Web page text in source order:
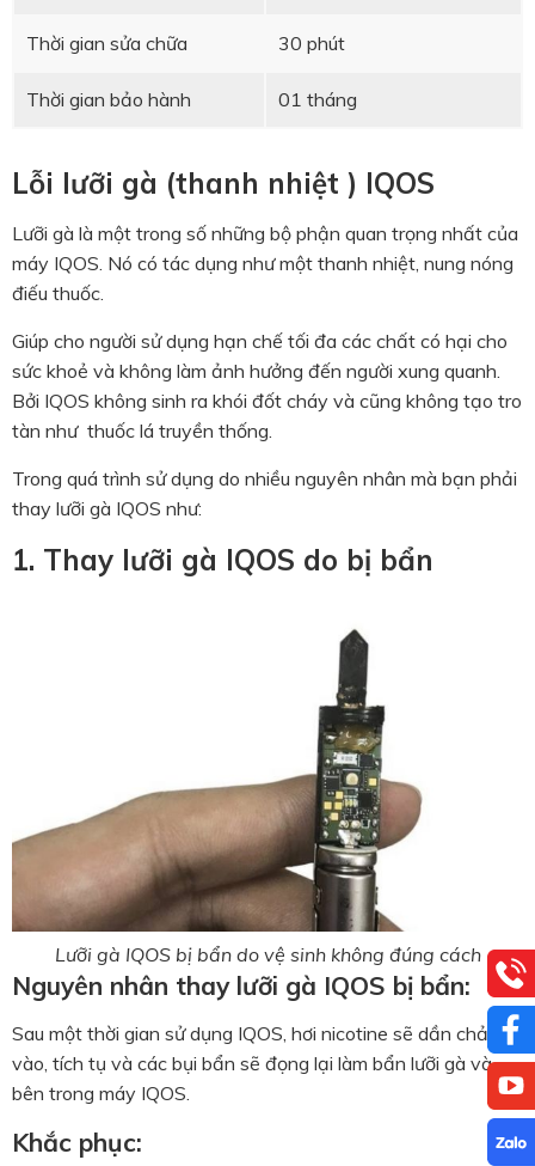
Thời gian sửa chữa 30 phút
Thời gian bảo hành 01 tháng
Lỗi lưỡi gà (thanh nhiệt ) IQOS
Lưỡi gà là một trong số những bộ phận quan trọng nhất của
máy IQOS. Nó có tác dụng như một thanh nhiệt, nung nóng
điếu thuốc.
Giúp cho người sử dụng hạn chế tối đa các chất có hại cho
sức khoẻ và không làm ảnh hưởng đến người xung quanh.
Bởi IQOS không sinh ra khói đốt cháy và cũng không tạo tro
tàn như thuốc lá truyền thống.
Trong quá trình sử dụng do nhiều nguyên nhân mà bạn phải
thay lưỡi gà IQOS như:
1. Thay lưỡi gà IQOS do bị bẩn
Lưỡi gà IQOS bị bẩn do vệ sinh không đúng cách
Nguyên nhân thay lưỡi gà IQOS bị bẩn:
Sau một thời gian sử dụng IQOS, hơi nicotine sẽ dần chảy
vào, tích tụ và các bụi bẩn sẽ đọng lại làm bẩn lưỡi gà và
bên trong máy IQOS.
Khắc phục: